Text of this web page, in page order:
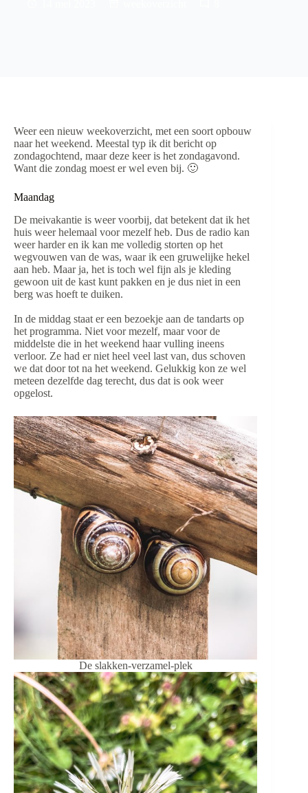
Weer een nieuw weekoverzicht, met een soort opbouw
naar het weekend. Meestal typ ik dit bericht op
zondagochtend, maar deze keer is het zondagavond.
Want die zondag moest er wel even bij. 🙂
Maandag
De meivakantie is weer voorbij, dat betekent dat ik het
huis weer helemaal voor mezelf heb. Dus de radio kan
weer harder en ik kan me volledig storten op het
wegvouwen van de was, waar ik een gruwelijke hekel
aan heb. Maar ja, het is toch wel fijn als je kleding
gewoon uit de kast kunt pakken en je dus niet in een
berg was hoeft te duiken.
In de middag staat er een bezoekje aan de tandarts op
het programma. Niet voor mezelf, maar voor de
middelste die in het weekend haar vulling ineens
verloor. Ze had er niet heel veel last van, dus schoven
we dat door tot na het weekend. Gelukkig kon ze wel
meteen dezelfde dag terecht, dus dat is ook weer
opgelost.
De slakken-verzamel-plek